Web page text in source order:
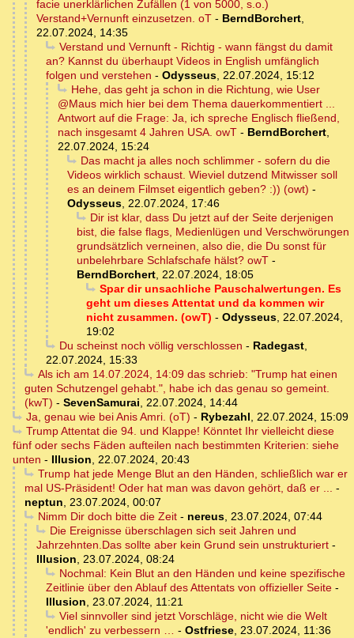
facie unerklärlichen Zufällen (1 von 5000, s.o.)
Verstand+Vernunft einzusetzen. oT - BerndBorchert,
22.07.2024, 14:35
Verstand und Vernunft - Richtig - wann fängst du damit
an? Kannst du überhaupt Videos in English umfänglich
folgen und verstehen - Odysseus, 22.07.2024, 15:12
Hehe, das geht ja schon in die Richtung, wie User
@Maus mich hier bei dem Thema dauerkommentiert ...
Antwort auf die Frage: Ja, ich spreche Englisch fließend,
nach insgesamt 4 Jahren USA. owT - BerndBorchert,
22.07.2024, 15:24
Das macht ja alles noch schlimmer - sofern du die
Videos wirklich schaust. Wieviel dutzend Mitwisser soll
es an deinem Filmset eigentlich geben? :)) (owt) -
Odysseus, 22.07.2024, 17:46
Dir ist klar, dass Du jetzt auf der Seite derjenigen
bist, die false flags, Medienlügen und Verschwörungen
grundsätzlich verneinen, also die, die Du sonst für
unbelehrbare Schlafschafe hälst? owT -
BerndBorchert, 22.07.2024, 18:05
Spar dir unsachliche Pauschalwertungen. Es
geht um dieses Attentat und da kommen wir
nicht zusammen. (owT) - Odysseus, 22.07.2024,
19:02
Du scheinst noch völlig verschlossen - Radegast,
22.07.2024, 15:33
Als ich am 14.07.2024, 14:09 das schrieb: "Trump hat einen
guten Schutzengel gehabt.", habe ich das genau so gemeint.
(kwT) - SevenSamurai, 22.07.2024, 14:44
Ja, genau wie bei Anis Amri. (oT) - Rybezahl, 22.07.2024, 15:09
Trump Attentat die 94. und Klappe! Könntet Ihr vielleicht diese
fünf oder sechs Fäden aufteilen nach bestimmten Kriterien: siehe
unten - Illusion, 22.07.2024, 20:43
Trump hat jede Menge Blut an den Händen, schließlich war er
mal US-Präsident! Oder hat man was davon gehört, daß er ... -
neptun, 23.07.2024, 00:07
Nimm Dir doch bitte die Zeit- nereus, 23.07.2024, 07:44
Die Ereignisse überschlagen sich seit Jahren und
Jahrzehnten.Das sollte aber kein Grund sein unstrukturiert -
Illusion, 23.07.2024, 08:24
Nochmal: Kein Blut an den Händen und keine spezifische
Zeitlinie über den Ablauf des Attentats von offizieller Seite -
Illusion, 23.07.2024, 11:21
Viel sinnvoller sind jetzt Vorschläge, nicht wie die Welt
'endlich' zu verbessern … - Ostfriese, 23.07.2024, 11:36